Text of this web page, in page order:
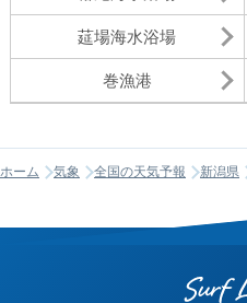
莚場海水浴場
巻漁港
ホーム 気象 全国の天気予報 新潟県